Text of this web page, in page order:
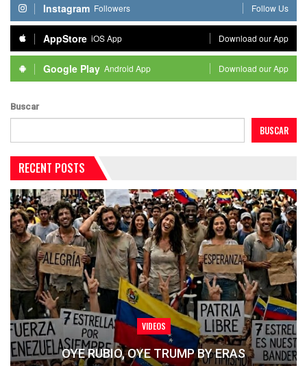
Instagram Followers Follow Us
AppStore iOS App Download our App
Google Play Android App Download our App
Buscar
BUSCAR
RECENT POSTS
VIDEOS
OYE RUBIO, OYE TRUMP BY ERAS